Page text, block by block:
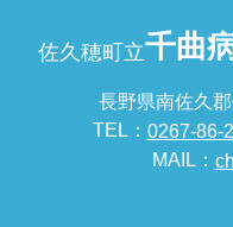
佐久穂町立千曲
長野県南佐久
TEL： 0267-86-
MAIL：